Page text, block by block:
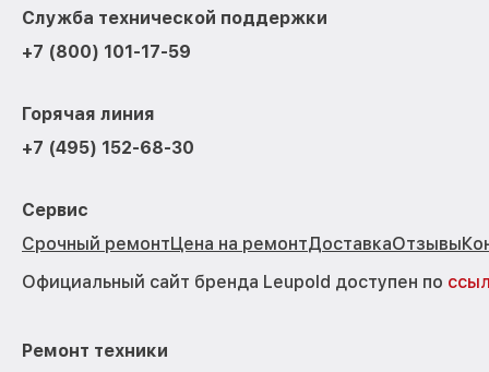
Служба технической поддержки
+7 (800) 101-17-59
Горячая линия
+7 (495) 152-68-30
Сервис
Срочный ремонтЦена на ремонтДоставкаОтзывы
Официальный сайт бренда Leupold доступен по
Ремонт техники